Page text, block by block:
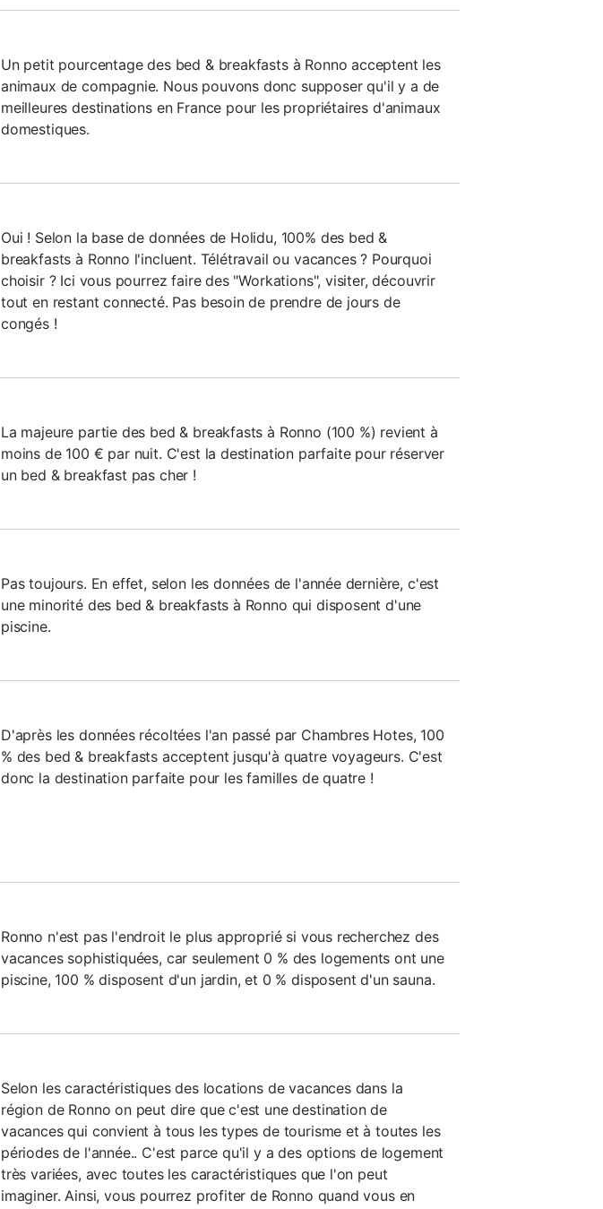
Un petit pourcentage des bed & breakfasts à Ronno acceptent les
animaux de compagnie. Nous pouvons donc supposer qu'il y a de
meilleures destinations en France pour les propriétaires d'animaux
domestiques.
Oui ! Selon la base de données de Holidu, 100% des bed &
breakfasts à Ronno l'incluent. Télétravail ou vacances ? Pourquoi
choisir ? Ici vous pourrez faire des "Workations", visiter, découvrir
tout en restant connecté. Pas besoin de prendre de jours de
congés !
La majeure partie des bed & breakfasts à Ronno (100 %) revient à
moins de 100 € par nuit. C'est la destination parfaite pour réserver
un bed & breakfast pas cher !
Pas toujours. En effet, selon les données de l'année dernière, c'est
une minorité des bed & breakfasts à Ronno qui disposent d'une
piscine.
D'après les données récoltées l'an passé par Chambres Hotes, 100
% des bed & breakfasts acceptent jusqu'à quatre voyageurs. C'est
donc la destination parfaite pour les familles de quatre !
Ronno n'est pas l'endroit le plus approprié si vous recherchez des
vacances sophistiquées, car seulement 0 % des logements ont une
piscine, 100 % disposent d'un jardin, et 0 % disposent d'un sauna.
Selon les caractéristiques des locations de vacances dans la
région de Ronno on peut dire que c'est une destination de
vacances qui convient à tous les types de tourisme et à toutes les
périodes de l'année.. C'est parce qu'il y a des options de logement
très variées, avec toutes les caractéristiques que l'on peut
imaginer. Ainsi, vous pourrez profiter de Ronno quand vous en